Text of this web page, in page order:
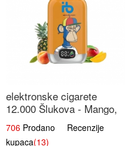
elektronske cigarete
12.000 Šlukova - Mango,
Ananas, Breskva | Tropska
Voćna Mješavina
706 Prodano Recenzije
kupaca(13)